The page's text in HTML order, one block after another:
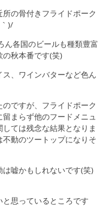
の骨付きフライドポーク
)/
ん各国のビールも種類豊富
秋本番です(笑)
、ワインバターなど色ん
ですが、フライドポーク
まらず他のフードメニュ
ては残念な結果となりま
動のツートップになりそ
嘘かもしれないです(笑)
思っているところです